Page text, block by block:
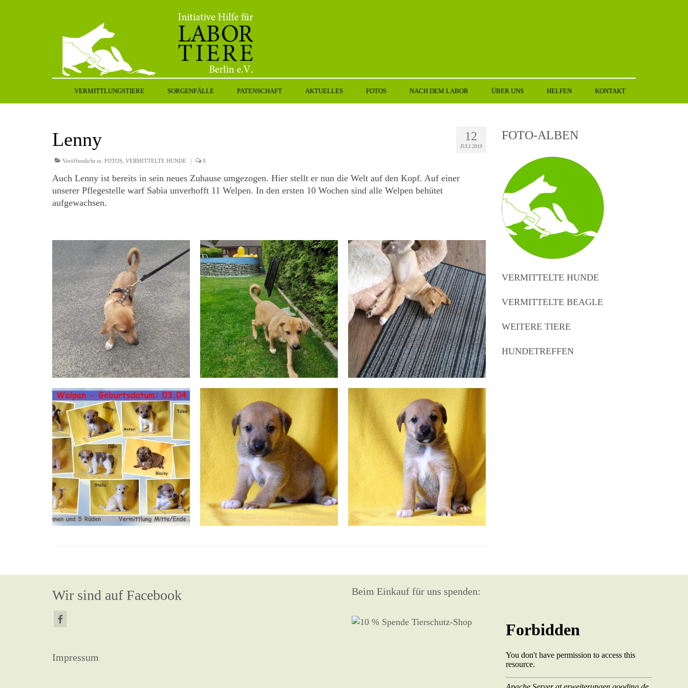
VERMITTLUNGSTIERE SORGENFÄLLE PATENSCHAFT AKTUELLES FOTOS NACH DEM LABOR ÜBER UNS HELFEN KONTAKT
12
JULI 2019
Lenny
Veröffentlicht in: FOTOS VERMITTELTE HUNDE | 0
Auch Lenny ist bereits in sein neues Zuhause umgezogen. Hier stellt er nun die Welt auf den Kopf. Auf einer
unserer Pflegestelle warf Sabia unverhofft 11 Welpen. In den ersten 10 Wochen sind alle Welpen behütet
aufgewachsen.
FOTO-ALBEN
VERMITTELTE HUNDE
VERMITTELTE BEAGLE
WEITERE TIERE
HUNDETREFFEN
Wir sind auf Facebook
Impressum
Beim Einkauf für uns spenden: